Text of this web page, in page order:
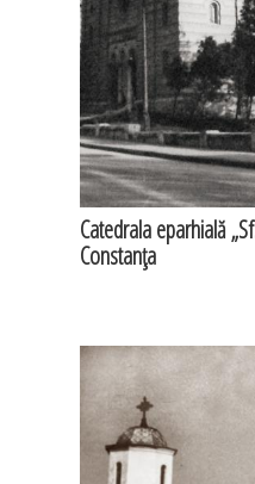
Catedrala eparhială
Constanţa